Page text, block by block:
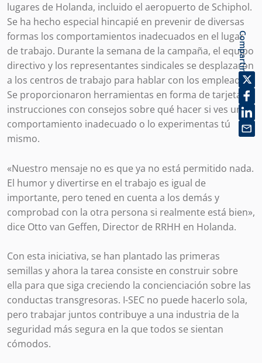
lugares de Holanda, incluido el aeropuerto de Schiphol.
Se ha hecho especial hincapié en prevenir de diversas
formas los comportamientos inadecuados en el lugar
de trabajo. Durante la semana de la campaña, el equipo
directivo y los representantes sindicales se desplazaron
a los centros de trabajo para hablar con los empleados.
Se proporcionaron herramientas en forma de tarjeta de
instrucciones con consejos sobre qué hacer si ves un
comportamiento inadecuado o lo experimentas tú
mismo.
«Nuestro mensaje no es que ya no está permitido nada.
El humor y divertirse en el trabajo es igual de
importante, pero tened en cuenta a los demás y
comprobad con la otra persona si realmente está bien»,
dice Otto van Geffen, Director de RRHH en Holanda.
Con esta iniciativa, se han plantado las primeras
semillas y ahora la tarea consiste en construir sobre
ella para que siga creciendo la concienciación sobre las
conductas transgresoras. I-SEC no puede hacerlo sola,
pero trabajar juntos contribuye a una industria de la
seguridad más segura en la que todos se sientan
cómodos.
Compartir